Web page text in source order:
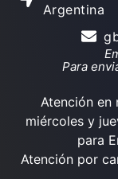
Argentina
Para
Atención en
miércoles y
para
Atención por